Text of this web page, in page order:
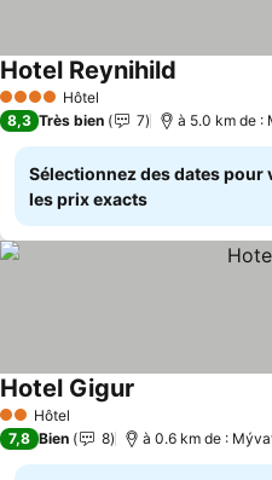
4 Étoiles Hôtel
Hotel Reynihild
8,3 Très bien 7 à 5.0 km de :
Sélectionnez des dates pour
les prix exacts
2 Étoiles
Hôtel
Hotel Gigur
7,8 Bien 8 à 0.6 km de :